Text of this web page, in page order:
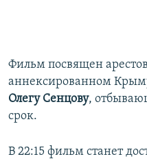
Фильм посвящен
аннексированном
Олегу Сенцову,
срок.
В 22:15 фильм станет